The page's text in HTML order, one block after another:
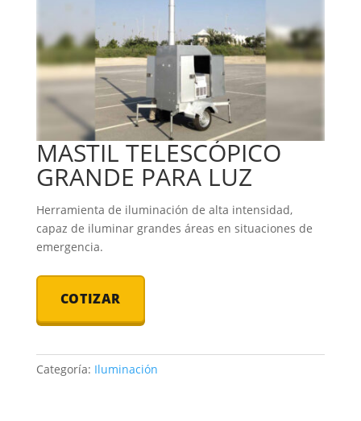
MASTIL TELESCÓPICO
GRANDE PARA LUZ
Herramienta de iluminación de alta intensidad,
capaz de iluminar grandes áreas en situaciones de
emergencia.
COTIZAR
Categoría: Iluminación